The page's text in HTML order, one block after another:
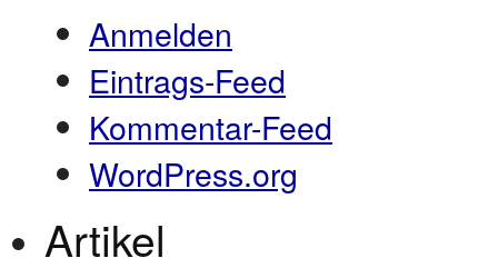
Anmelden
Eintrags-Feed
Kommentar-Feed
WordPress.org
Artikel